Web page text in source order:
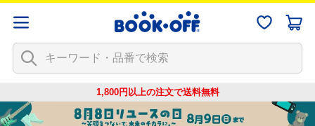
1,800円以上の注文で送料無料